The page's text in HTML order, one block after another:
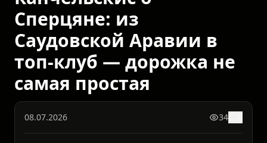
Сперцяне: из
Саудовской Аравии в
топ-клуб — дорожка не
самая простая
08.07.2026 34